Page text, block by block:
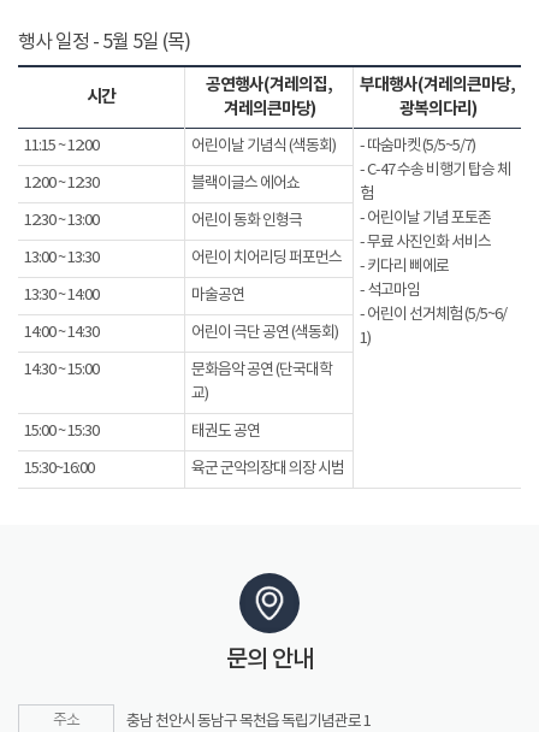
행사 일정 - 5월 5일 (목)
시간
공연행사(겨레의집,
겨레의큰마당)
부대행사(겨레의큰마당,
광복의다리)
11:15 ~ 12:00 어린이날 기념식 (색동회)
- 따숨마켓 (5/5~5/7)
- C-47 수송 비행기 탑승 체
험
- 어린이날 기념 포토존
- 무료 사진인화 서비스
- 키다리 삐에로
- 석고마임
- 어린이 선거체험 (5/5~6/
1)
12:00 ~ 12:30 블랙이글스 에어쇼
12:30 ~ 13:00 어린이 동화 인형극
13:00 ~ 13:30 어린이 치어리딩 퍼포먼스
13:30 ~ 14:00 마술공연
14:00 ~ 14:30 어린이 극단 공연 (색동회)
14:30 ~ 15:00
문화음악 공연 (단국대학
교)
15:00 ~ 15:30 태권도 공연
15:30~16:00 육군 군악의장대 의장 시범
문의 안내
주소 충남 천안시 동남구 목천읍 독립기념관로 1